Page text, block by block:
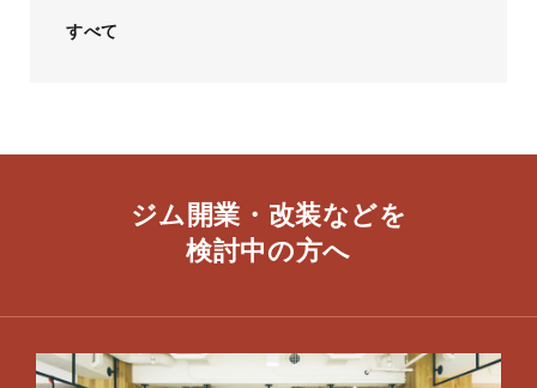
すべて
ジム開業・改装などを
​検討中の方へ